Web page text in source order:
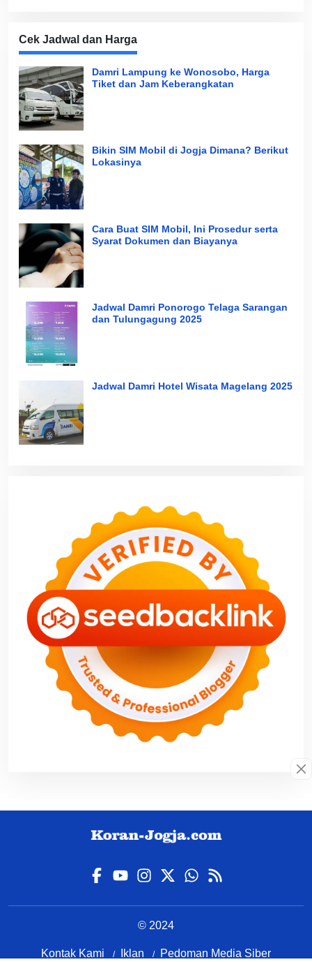
Cek Jadwal dan Harga
Damri Lampung ke Wonosobo, Harga
Tiket dan Jam Keberangkatan
Bikin SIM Mobil di Jogja Dimana? Berikut
Lokasinya
Cara Buat SIM Mobil, Ini Prosedur serta
Syarat Dokumen dan Biayanya
Jadwal Damri Ponorogo Telaga Sarangan
dan Tulungagung 2025
Jadwal Damri Hotel Wisata Magelang 2025
© 2024
Kontak Kami Iklan Pedoman Media Siber